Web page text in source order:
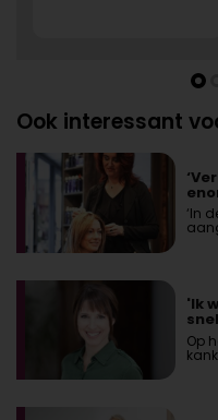
Ook interessant
‘In
'Ik
Op